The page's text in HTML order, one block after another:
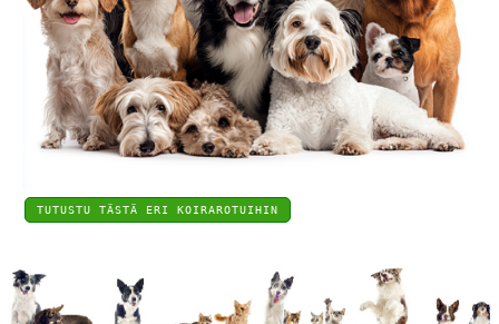
TUTUSTU TÄSTÄ ERI KOIRAROTUIHIN